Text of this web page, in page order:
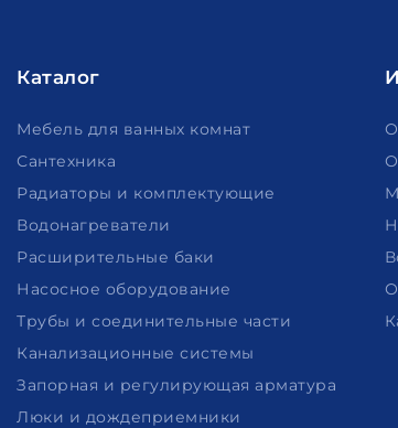
Каталог
Мебель для ванных комнат
Сантехника
Радиаторы и комплектующие
Водонагреватели
Расширительные баки
Насосное оборудование
Трубы и соединительные части
Канализационные системы
Запорная и регулирующая арматура
Люки и дождеприемники